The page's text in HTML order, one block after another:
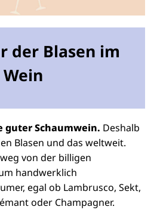
der Blasen im
Wein
guter Schaumwein. Deshalb
Blasen und das weltweit.
von der billigen
handwerklich
egal ob Lambrusco, Sekt,
oder Champagner.